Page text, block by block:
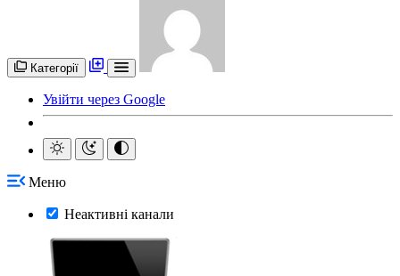
Категорії
Увійти через Google
Меню
Неактивні канали